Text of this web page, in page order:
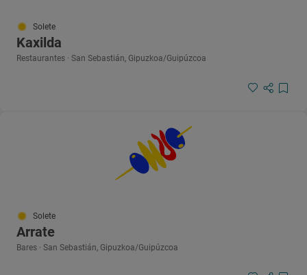
Solete
Kaxilda
Restaurantes · San Sebastián, Gipuzkoa/Guipúzcoa
Solete
Arrate
Bares · San Sebastián, Gipuzkoa/Guipúzcoa